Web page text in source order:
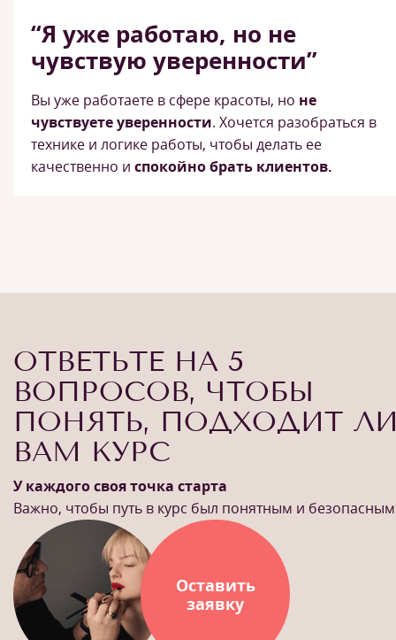
“Я уже работаю, но не
чувствую уверенности”
Вы уже работаете в сфере красоты, но не
чувствуете уверенности. Хочется разобраться в
технике и логике работы, чтобы делать ее
качественно и спокойно брать клиентов.
ОТВЕТЬТЕ НА 5
ВОПРОСОВ, ЧТОБЫ
ПОНЯТЬ, ПОДХОДИТ
ВАМ КУРС
У каждого своя точка старта
Важно, чтобы путь в курс был понятным и безопасным
Оставить
заявку